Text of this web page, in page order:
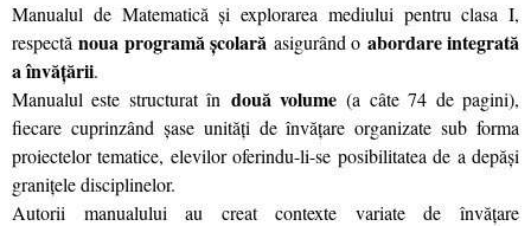
Manualul de Matematică şi explorarea mediului pentru clasa I,
respectănoua programă școlară asigurând o abordare integrată
a învăţării.
Manualul este structurat în două volume (a câte 74 de pagini),
fiecare cuprinzând șase unități de învățare organizate sub forma
proiectelor tematice, elevilor oferindu-li-se posibilitatea de a depăși
granițele disciplinelor.
Autorii manualului au creat contexte variate de învăţare